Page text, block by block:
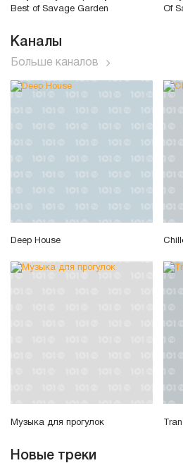
Best of Savage Garden
Of
Каналы
Больше каналов
Deep House
Музыка для прогулок
Новые треки